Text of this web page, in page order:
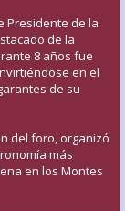
Presidente de la
de la
8 años fue
en el
de su
del foro, organizó
más
en los Montes